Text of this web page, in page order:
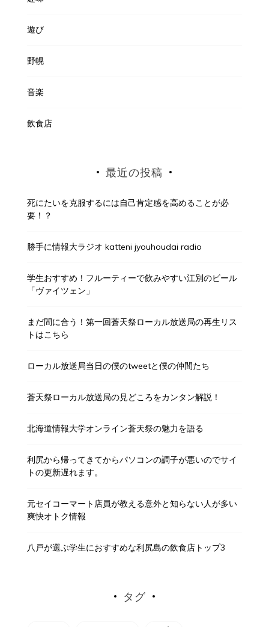
遊び
野幌
音楽
飲食店
最近の投稿
死にたいを克服するには自己肯定感を高めることが必
要！？
勝手に情報大ラジオ katteni jyouhoudai radio
学生おすすめ！フルーティーで飲みやすい江別のビール
「ヴァイツェン」
まだ間に合う！第一回蒼天祭ローカル放送局の再生リス
トはこちら
ローカル放送局当日の僕のtweetと僕の仲間たち
蒼天祭ローカル放送局の見どころをカンタン解説！
北海道情報大学オンライン蒼天祭の魅力を語る
利尻から帰ってきてからパソコンの調子が悪いのでサイ
トの更新遅れます。
元セイコーマート店員が教える意外と知らない人が多い
爽快オトク情報
八戸が選ぶ学生におすすめな利尻島の飲食店トップ3
タグ